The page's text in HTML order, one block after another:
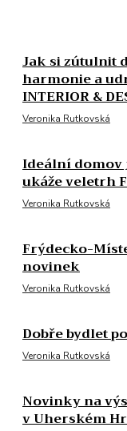
Jak si zútulnit
harmonie a
INTERIOR &
Veronika Rutkovská
Ideální domov
ukáže veletrh
Veronika Rutkovská
Frýdecko-
novinek
Veronika Rutkovská
Dobře bydlet
Veronika Rutkovská
Novinky na
v Uherském